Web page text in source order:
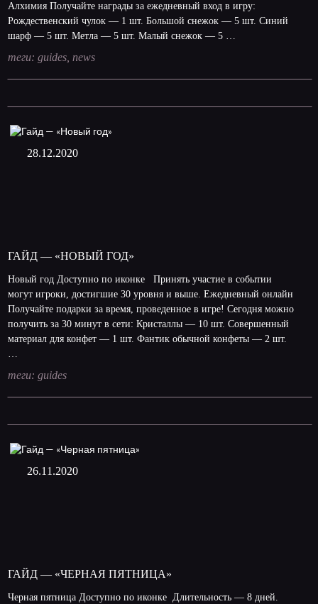
Алхимия Получайте награды за ежедневный вход в игру:
Рождественский чулок — 1 шт. Большой снежок — 5 шт. Синий
шарф — 5 шт. Метла — 5 шт. Малый снежок — 5 …
теги: guides news
28.12.2020
ГАЙД — «НОВЫЙ ГОД»
Новый год Доступно по иконке Принять участие в событии
могут игроки, достигшие 30 уровня и выше. Ежедневный онлайн
Получайте подарки за время, проведенное в игре! Сегодня можно
получить за 30 минут в сети: Кристаллы — 10 шт. Совершенный
материал для конфет — 1 шт. Фантик обычной конфеты — 2 шт.
…
теги: guides
26.11.2020
ГАЙД — «ЧЕРНАЯ ПЯТНИЦА»
Черная пятница Доступно по иконке Длительность — 8 дней.